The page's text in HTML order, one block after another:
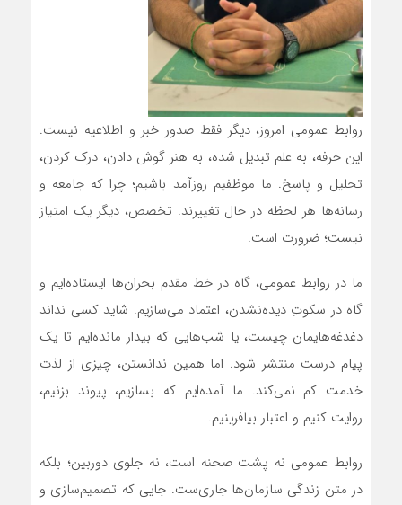
روابط عمومی امروز، دیگر فقط صدور خبر و اطلاعیه نیست.
این حرفه، به علم تبدیل شده، به هنر گوش دادن، درک کردن،
تحلیل و پاسخ. ما موظفیم روزآمد باشیم؛ چرا که جامعه و
رسانه‌ها هر لحظه در حال تغییرند. تخصص، دیگر یک امتیاز
نیست؛ ضرورت است.
ما در روابط عمومی، گاه در خط مقدم بحران‌ها ایستاده‌ایم و
گاه در سکوتِ دیده‌نشدن، اعتماد می‌سازیم. شاید کسی نداند
دغدغه‌هایمان چیست، یا شب‌هایی که بیدار مانده‌ایم تا یک
پیام درست منتشر شود. اما همین ندانستن، چیزی از لذت
خدمت کم نمی‌کند. ما آمده‌ایم که بسازیم، پیوند بزنیم،
روایت کنیم و اعتبار بیافرینیم.
روابط عمومی نه پشت صحنه است، نه جلوی دوربین؛ بلکه
در متن زندگی سازمان‌ها جاری‌ست. جایی که تصمیم‌سازی و